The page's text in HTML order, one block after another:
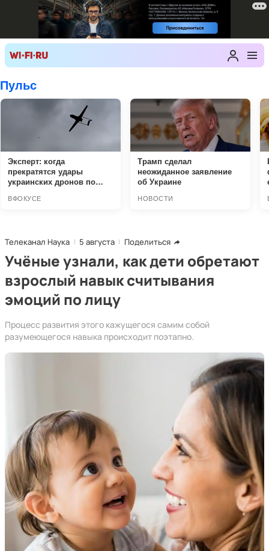
Телеканал Наука 5 августа Поделиться
Учёные узнали, как дети обретают
взрослый навык считывания
эмоций по лицу
Процесс развития этого кажущегося самим собой
разумеющегося навыка происходит поэтапно.